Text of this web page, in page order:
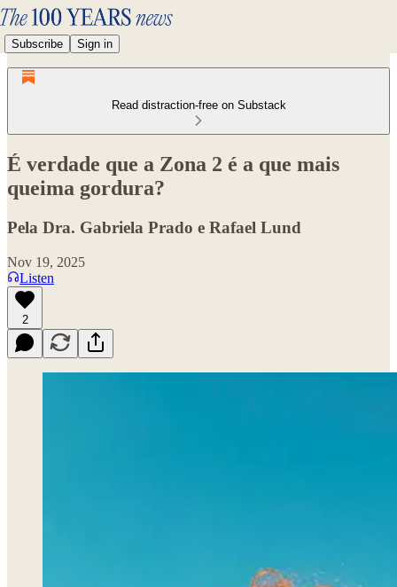
Subscribe Sign in
Read distraction-free on Substack
É verdade que a Zona 2 é a que mais
queima gordura?
Pela Dra. Gabriela Prado e Rafael Lund
Nov 19, 2025
Listen
2